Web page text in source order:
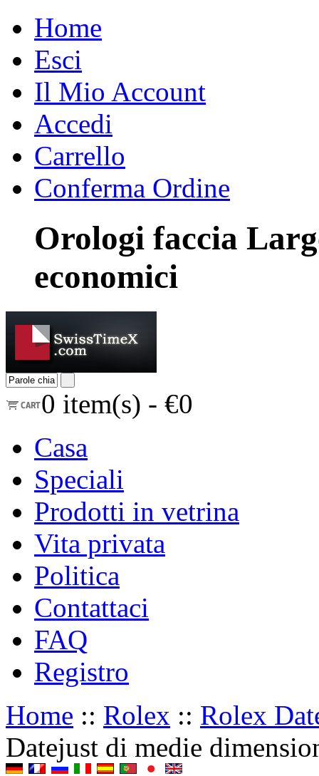
Home
Esci
Il Mio Account
Accedi
Carrello
Conferma Ordine
Orologi faccia
economici
0 item(s) - €0
Casa
Speciali
Prodotti in vetrina
Vita privata
Politica
Contattaci
FAQ
Registro
Home :: Rolex :: Rolex
Datejust di medie